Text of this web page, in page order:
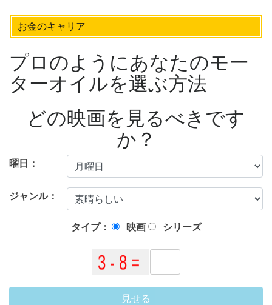
お金のキャリア
プロのようにあなたのモー
ターオイルを選ぶ方法
どの映画を見るべきです
か？
曜日：
ジャンル：
タイプ： 映画 シリーズ
見せる